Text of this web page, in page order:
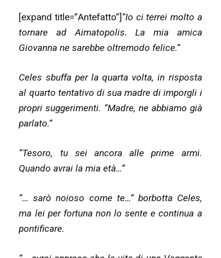
[expand title=”Antefatto”]“Io ci terrei molto a
tornare ad Aimatopolis. La mia amica
Giovanna ne sarebbe oltremodo felice.”
Celes sbuffa per la quarta volta, in risposta
al quarto tentativo di sua madre di imporgli i
propri suggerimenti. “Madre, ne abbiamo già
parlato.”
“Tesoro, tu sei ancora alle prime armi.
Quando avrai la mia età…”
“… sarò noioso come te…” borbotta Celes,
ma lei per fortuna non lo sente e continua a
pontificare.